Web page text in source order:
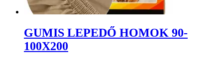
GUMIS LEPEDŐ HOMOK 90-
100X200